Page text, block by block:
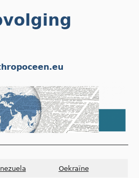
Oekraïne